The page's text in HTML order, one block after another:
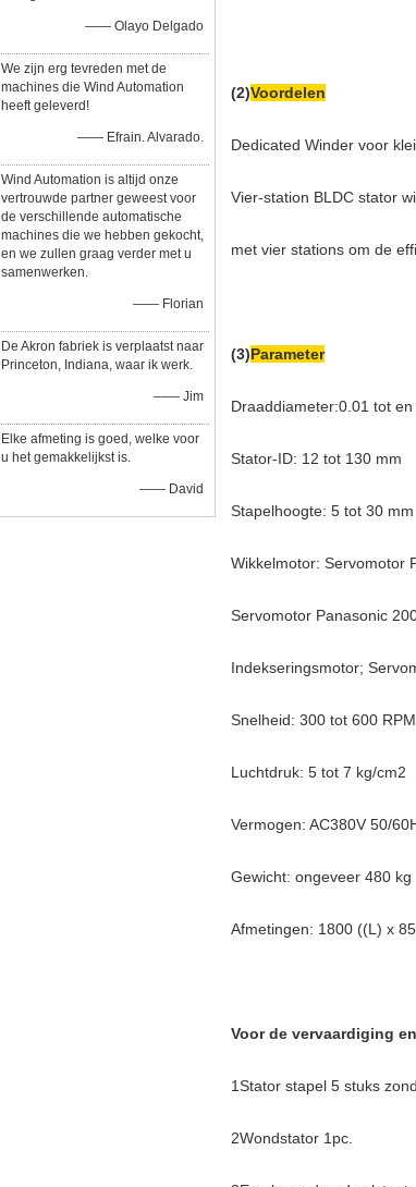
—— Olayo Delgado
We zijn erg tevreden met de
machines die Wind Automation
heeft geleverd!
—— Efrain. Alvarado.
Wind Automation is altijd onze
vertrouwde partner geweest voor
de verschillende automatische
machines die we hebben gekocht,
en we zullen graag verder met u
samenwerken.
—— Florian
De Akron fabriek is verplaatst naar
Princeton, Indiana, waar ik werk.
—— Jim
Elke afmeting is goed, welke voor
u het gemakkelijkst is.
—— David
(2)Voordelen
Dedicated Winder voor
Vier-station BLDC stator
met vier stations om de
(3)Parameter
Draaddiameter:0.01 tot
Stator-ID: 12 tot 130 mm
Stapelhoogte: 5 tot 30 mm
Wikkelmotor: Servomotor
Servomotor Panasonic
Indekseringsmotor;
Snelheid: 300 tot 600 RPM
Luchtdruk: 5 tot 7 kg/cm2
Vermogen: AC380V 50/
Gewicht: ongeveer 480 kg
Afmetingen: 1800 ((L) x
Voor de vervaardiging
1Stator stapel 5 stuks
2Wondstator 1pc.